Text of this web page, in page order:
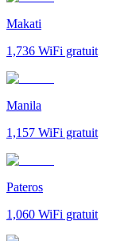
Makati
1,736 WiFi gratuit
Manila
1,157 WiFi gratuit
Pateros
1,060 WiFi gratuit